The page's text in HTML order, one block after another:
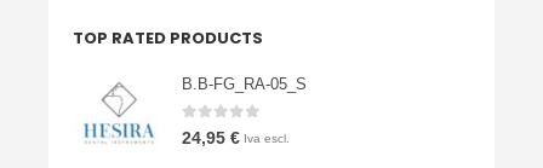
23,23 €.9,90 €.
TOP RATED PRODUCTS
B.B-FG_RA-05_S
0 Su 5
24,95 € Iva escl.